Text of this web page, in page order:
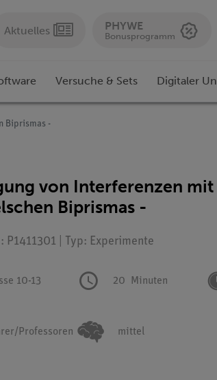
Aktuelles PHYWE
Bonusprogramm
Versuche & Sets Digitaler
Biprismas -
von Interferenzen
Biprismas -
P1411301 | Typ: Experimente
10-13 20 Minuten
Professoren mittel